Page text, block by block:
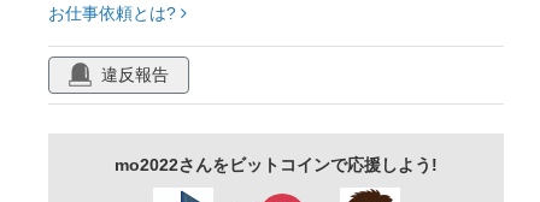
お仕事依頼とは?
違反報告
mo2022さんをビットコインで応援しよう!